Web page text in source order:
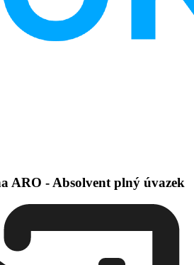
ARO - Absolvent plný úvazek